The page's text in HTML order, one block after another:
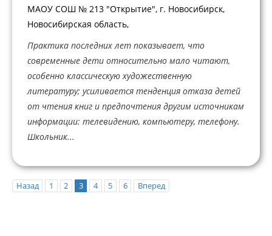
МАОУ СОШ № 213 "Открытие", г. Новосибирск,
Новосибирская область,
Практика последних лет показывает, что
современные дети относительно мало читают,
особенно классическую художественную
литературу; усиливается тенденция отказа детей
от чтения книг и предпочтения другим источникам
информации: телевидению, компьютеру, телефону.
Школьник...
Назад 1 2 3 4 5 6 Вперед